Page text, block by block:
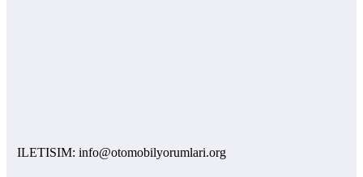
info@otomobilyorumlari.org